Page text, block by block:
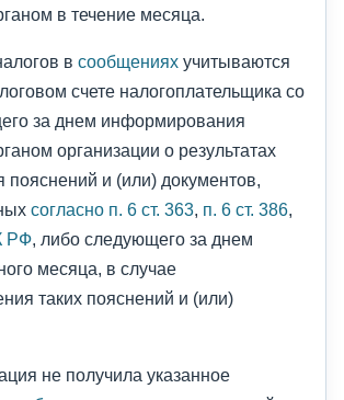
в течение месяца.
в сообщениях учитываются
счете налогоплательщика со
за днем информирования
организации о результатах
пояснений и (или) документов,
согласно п. 6 ст. 363, п. 6 ст. 386,
РФ, либо следующего за днем
месяца, в случае
таких пояснений и (или)
не получила указанное